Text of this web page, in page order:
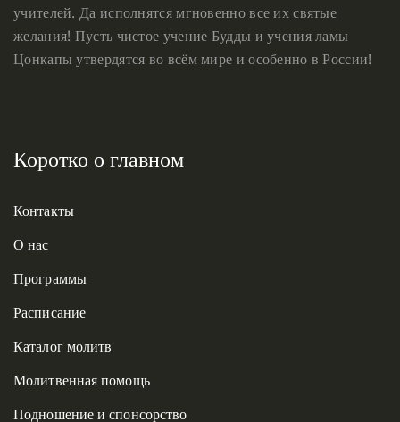
учителей. Да исполнятся мгновенно все их святые
желания! Пусть чистое учение Будды и учения ламы
Цонкапы утвердятся во всём мире и особенно в России!
Коротко о главном
Контакты
О нас
Программы
Расписание
Каталог молитв
Молитвенная помощь
Подношение и спонсорство